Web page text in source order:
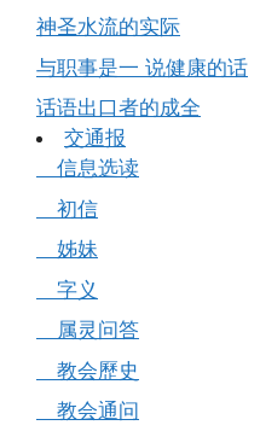
神圣水流的实际
与职事是一 说健康的话
话语出口者的成全
交通报
信息选读
初信
姊妹
字义
属灵问答
教会歷史
教会通问